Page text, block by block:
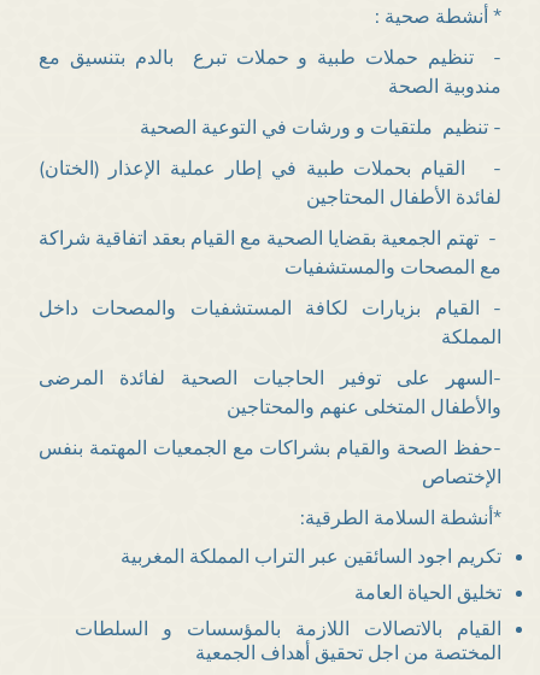
* أنشطة صحية :
- تنظيم حملات طبية و حملات تبرع بالدم بتنسيق مع
مندوبية الصحة
- تنظيم ملتقيات و ورشات في التوعية الصحية
- القيام بحملات طبية في إطار عملية الإعذار (الختان)
لفائدة الأطفال المحتاجين
- تهتم الجمعية بقضايا الصحية مع القيام بعقد اتفاقية شراكة
مع المصحات والمستشفيات
- القيام بزيارات لكافة المستشفيات والمصحات داخل
المملكة
-السهر على توفير الحاجيات الصحية لفائدة المرضى
والأطفال المتخلى عنهم والمحتاجين
-حفظ الصحة والقيام بشراكات مع الجمعيات المهتمة بنفس
الإختصاص
*أنشطة السلامة الطرقية:
تكريم اجود السائقين عبر التراب المملكة المغربية
تخليق الحياة العامة
القيام بالاتصالات اللازمة بالمؤسسات و السلطات
المختصة من اجل تحقيق أهداف الجمعية